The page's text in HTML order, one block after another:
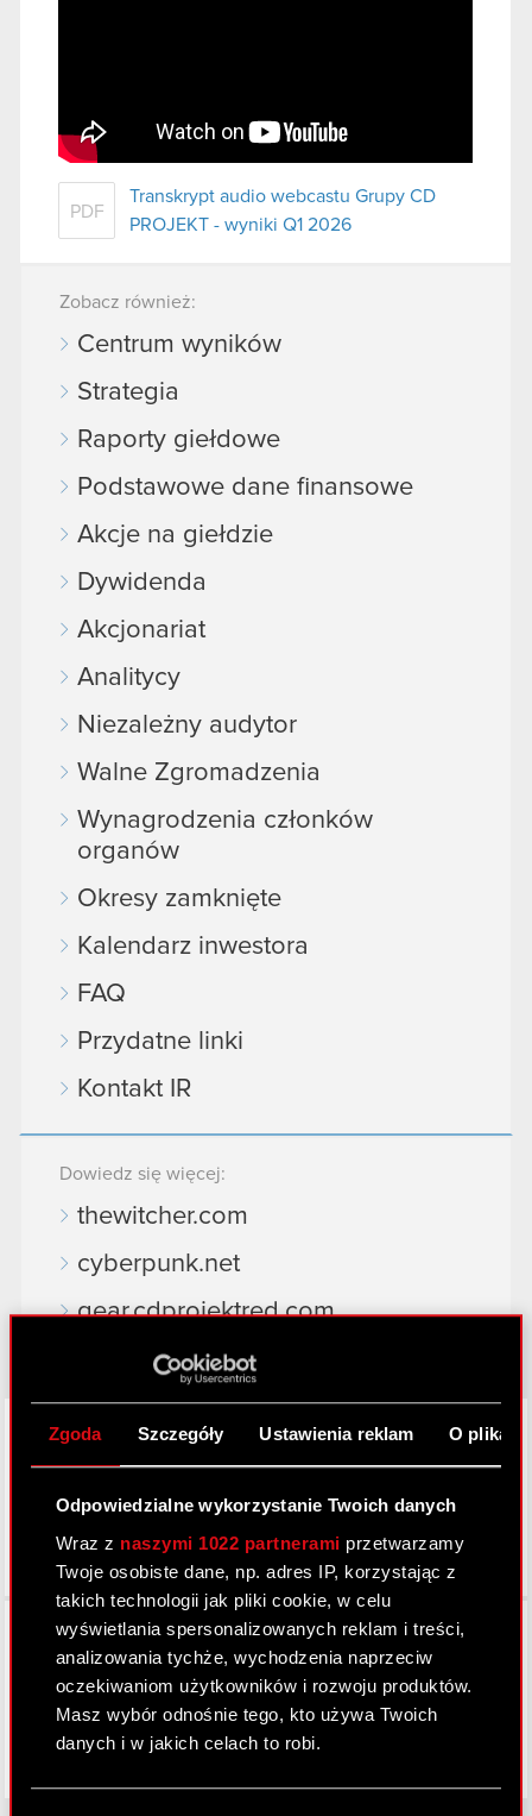
Zgoda Szczegóły Ustawienia reklam O
Odpowiedzialne wykorzystanie Twoich danych
Wraz z naszymi 1022 partnerami przetwarzamy
Twoje osobiste dane, np. adres IP, korzystając z
takich technologii jak pliki cookie, w celu
wyświetlania spersonalizowanych reklam i treści,
analizowania tychże, wychodzenia naprzeciw
oczekiwaniom użytkowników i rozwoju produktów.
Masz wybór odnośnie tego, kto używa Twoich
danych i w jakich celach to robi.
PDF
Transkrypt audio webcastu Grupy CD
PROJEKT - wyniki Q1 2026
Zobacz również:
Centrum wyników
Strategia
Raporty giełdowe
Podstawowe dane finansowe
Akcje na giełdzie
Dywidenda
Akcjonariat
Analitycy
Niezależny audytor
Walne Zgromadzenia
Wynagrodzenia członków
organów
Okresy zamknięte
Kalendarz inwestora
FAQ
Przydatne linki
Kontakt IR
Dowiedz się więcej:
thewitcher.com
cyberpunk.net
gear.cdprojektred.com
LinkedIn
Facebook